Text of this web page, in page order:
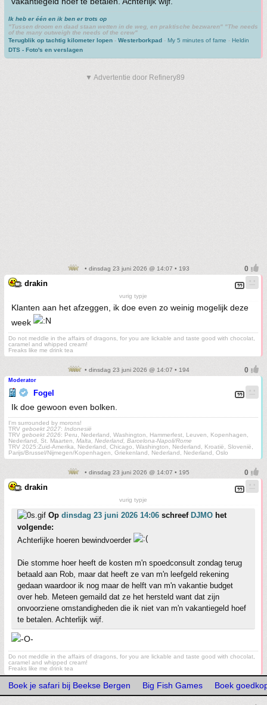
Ik heb er één en ik ben er trots op
"Tussen droom en daad staan wetten in de weg, en praktische bezwaren" "The needs
of the many outweigh the needs of the crew"
Terugblik op tachtig kilometer lopen - Westerborkpad - My 5 minutes of fame - Heldin
DTS - Foto's en verslagen
▼ Advertentie door Refinery89
• dinsdag 23 juni 2026 @ 14:07 • 193
drakin
vurig typje
Klanten aan het afzeggen, ik doe even zo weinig mogelijk deze
week
Do not meddle in the affairs of dragons, for you are lickable and taste good with chocolat,
caramel and whipped cream!
Freaks like me drink tea
• dinsdag 23 juni 2026 @ 14:07 • 194
Moderator
Fogel
Ik doe gewoon even bolken.
I'm surrounded by morons!
TRV geboekt 2027: Indonesië
TRV geboekt 2026: Peru, Nederland, Washington, Hammerfest, Leuven, Kopenhagen,
Nederland, St. Maarten, Malta, Nederland, Barcelona-Napoli/Rome
TRV 2025:Zuid-Amerika, Nederland, Chicago, Washington, Nederland, Kroatië, Slovenië,
Parijs/Brussel/Nijmegen/Kopenhagen, Griekenland, Nederland, Nederland, Oslo
• dinsdag 23 juni 2026 @ 14:07 • 195
drakin
vurig typje
Op dinsdag 23 juni 2026 14:06 schreef DJMO het
volgende:
Achterlijke hoeren bewindvoerder
Die stomme hoer heeft de kosten m'n spoedconsult zondag terug
betaald aan Rob, maar dat heeft ze van m'n leefgeld rekening
gedaan waardoor ik nog maar de helft van m'n vakantie budget
over heb. Meteen gemaild dat ze het hersteld want dat zijn
onvoorziene omstandigheden die ik niet van m'n vakantiegeld hoef
te betalen. Achterlijk wijf.
Do not meddle in the affairs of dragons, for you are lickable and taste good with chocolat,
caramel and whipped cream!
Freaks like me drink tea
Boek je safari bij Beekse Bergen Big Fish Games Boek